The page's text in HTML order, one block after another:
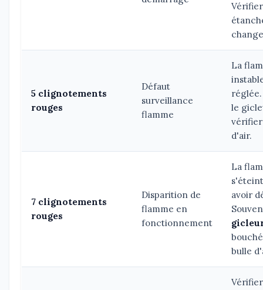
5 clignotements
rouges
Défaut
surveillance
flamme
La
le
d'air.
7 clignotements
rouges
Disparition de
flamme en
fonctionnement
La
avoir
bulle